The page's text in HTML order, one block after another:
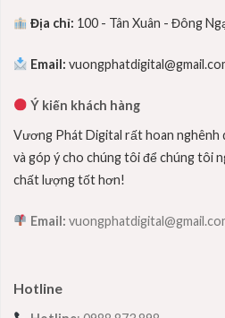
Địa chỉ: 100 - Tân Xuân - Đông
Email:
Ý kiến khách hàng
Vương Phát Digital rất hoan nghênh
và góp ý cho chúng tôi để chúng tôi
chất lượng tốt hơn!
Email:
Hotline